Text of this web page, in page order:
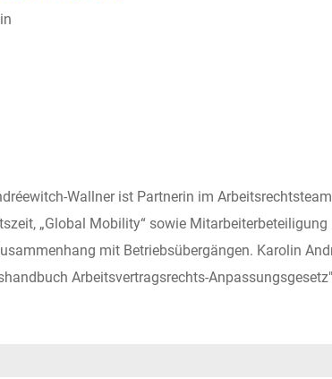
Wallner ist Partnerin im
„Global Mobility“ sowie
mit Betriebsübergängen. Karolin
Arbeitsvertragsrechts-